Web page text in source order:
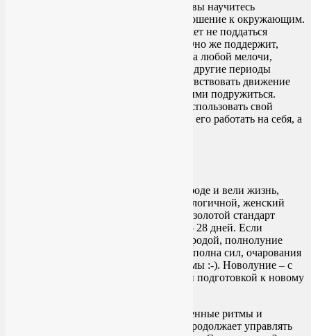
Осознавая причины своего состояния, вы научитесь
контролировать свое настроение и отношение к окружающим.
Это же возросшее самосознание поможет не поддаться
приступам обжорства на этапе ПМС. Оно же поддержит,
когда снова захочется расстроиться из-за любой мелочи,
которая, как правило, не задевает вас в другие периоды
женского цикла. Когда вы научитесь чувствовать движение
гормонов внутри себя, вы сможете с ними подружиться.
Практикуя женскую йогу, научитесь использовать свой
женский цикл в свою пользу, заставите его работать на себя, а
Раньше, когда люди были ближе к природе и вели жизнь,
которую сегодня принято называть экологичной, женский
цикл был равен лунному. Это и сейчас золотой стандарт
продолжительности женского цикла — 28 дней. Если
женщина здорова и сонастроена с природой, полнолуние
совпадает с овуляцией, когда женщина полна сил, очарования
и плодородна, как украинские черноземы :-). Новолуние – с
менструацией, очищением организма и подготовкой к новому
Увы, дары цивилизации сбили естественные ритмы и
ослабили женское здоровье. Но Луна продолжает управлять